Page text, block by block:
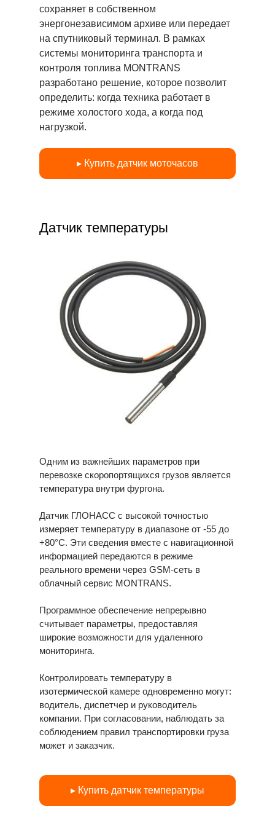
сохраняет в собственном
энергонезависимом архиве или передает
на спутниковый терминал. В рамках
системы мониторинга транспорта и
контроля топлива MONTRANS
разработано решение, которое позволит
определить: когда техника работает в
режиме холостого хода, а когда под
нагрузкой.
▸ Купить датчик моточасов
Одним из важнейших параметров при
перевозке скоропортящихся грузов является
температура внутри фургона.
Датчик ГЛОНАСС с высокой точностью
измеряет температуру в диапазоне от -55 до
+80°С. Эти сведения вместе с навигационной
информацией передаются в режиме
реального времени через GSM-сеть в
облачный сервис MONTRANS.
Программное обеспечение непрерывно
считывает параметры, предоставляя
широкие возможности для удаленного
мониторинга.
Контролировать температуру в
изотермической камере одновременно могут:
водитель, диспетчер и руководитель
компании. При согласовании, наблюдать за
соблюдением правил транспортировки груза
может и заказчик.
Датчик температуры
▸ Купить датчик температуры